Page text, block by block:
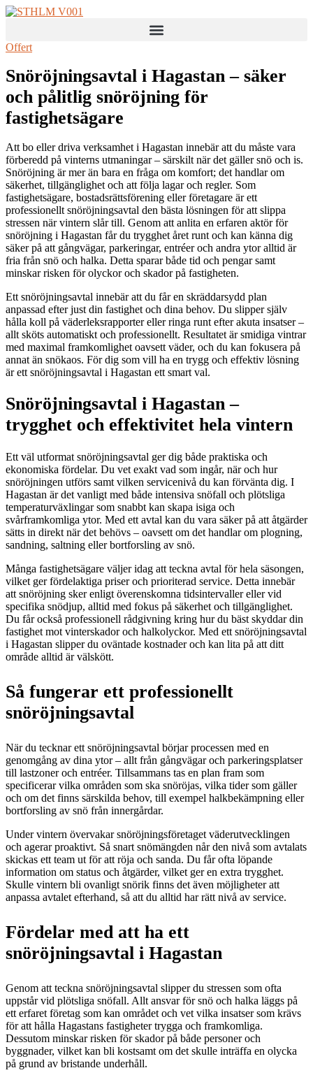
Skip
Offert
Snöröjningsavtal i Hagastan – säker
och pålitlig snöröjning för
fastighetsägare
Att bo eller driva verksamhet i Hagastan innebär att du måste vara
förberedd på vinterns utmaningar – särskilt när det gäller snö och is.
Snöröjning är mer än bara en fråga om komfort; det handlar om
säkerhet, tillgänglighet och att följa lagar och regler. Som
fastighetsägare, bostadsrättsförening eller företagare är ett
professionellt snöröjningsavtal den bästa lösningen för att slippa
stressen när vintern slår till. Genom att anlita en erfaren aktör för
snöröjning i Hagastan får du trygghet året runt och kan känna dig
säker på att gångvägar, parkeringar, entréer och andra ytor alltid är
fria från snö och halka. Detta sparar både tid och pengar samt
minskar risken för olyckor och skador på fastigheten.
Ett snöröjningsavtal innebär att du får en skräddarsydd plan
anpassad efter just din fastighet och dina behov. Du slipper själv
hålla koll på väderleksrapporter eller ringa runt efter akuta insatser –
allt sköts automatiskt och professionellt. Resultatet är smidiga vintrar
med maximal framkomlighet oavsett väder, och du kan fokusera på
annat än snökaos. För dig som vill ha en trygg och effektiv lösning
är ett snöröjningsavtal i Hagastan ett smart val.
Snöröjningsavtal i Hagastan –
trygghet och effektivitet hela vintern
Ett väl utformat snöröjningsavtal ger dig både praktiska och
ekonomiska fördelar. Du vet exakt vad som ingår, när och hur
snöröjningen utförs samt vilken servicenivå du kan förvänta dig. I
Hagastan är det vanligt med både intensiva snöfall och plötsliga
temperaturväxlingar som snabbt kan skapa isiga och
svårframkomliga ytor. Med ett avtal kan du vara säker på att åtgärder
sätts in direkt när det behövs – oavsett om det handlar om plogning,
sandning, saltning eller bortforsling av snö.
Många fastighetsägare väljer idag att teckna avtal för hela säsongen,
vilket ger fördelaktiga priser och prioriterad service. Detta innebär
att snöröjning sker enligt överenskomna tidsintervaller eller vid
specifika snödjup, alltid med fokus på säkerhet och tillgänglighet.
Du får också professionell rådgivning kring hur du bäst skyddar din
fastighet mot vinterskador och halkolyckor. Med ett snöröjningsavtal
i Hagastan slipper du oväntade kostnader och kan lita på att ditt
område alltid är välskött.
Så fungerar ett professionellt
snöröjningsavtal
När du tecknar ett snöröjningsavtal börjar processen med en
genomgång av dina ytor – allt från gångvägar och parkeringsplatser
till lastzoner och entréer. Tillsammans tas en plan fram som
specificerar vilka områden som ska snöröjas, vilka tider som gäller
och om det finns särskilda behov, till exempel halkbekämpning eller
bortforsling av snö från innergårdar.
Under vintern övervakar snöröjningsföretaget väderutvecklingen
och agerar proaktivt. Så snart snömängden når den nivå som avtalats
skickas ett team ut för att röja och sanda. Du får ofta löpande
information om status och åtgärder, vilket ger en extra trygghet.
Skulle vintern bli ovanligt snörik finns det även möjligheter att
anpassa avtalet efterhand, så att du alltid har rätt nivå av service.
Fördelar med att ha ett
snöröjningsavtal i Hagastan
Genom att teckna snöröjningsavtal slipper du stressen som ofta
uppstår vid plötsliga snöfall. Allt ansvar för snö och halka läggs på
ett erfaret företag som kan området och vet vilka insatser som krävs
för att hålla Hagastans fastigheter trygga och framkomliga.
Dessutom minskar risken för skador på både personer och
byggnader, vilket kan bli kostsamt om det skulle inträffa en olycka
på grund av bristande underhåll.